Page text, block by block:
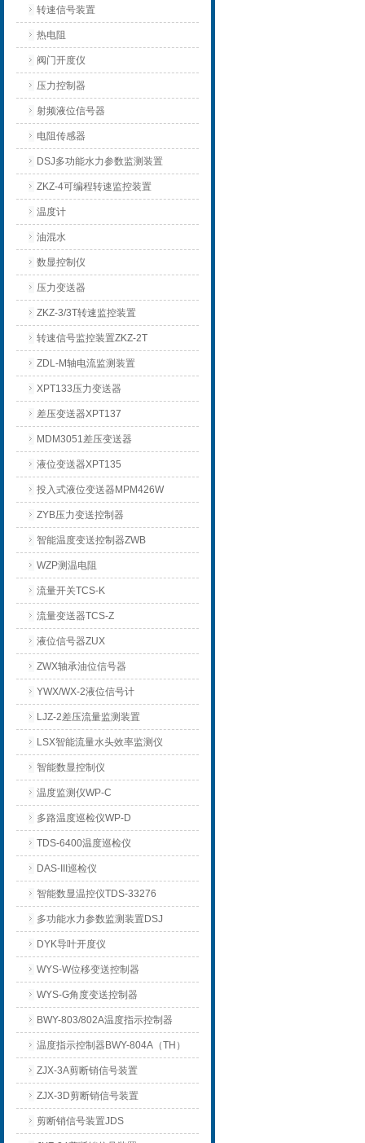
转速信号装置
热电阻
阀门开度仪
压力控制器
射频液位信号器
电阻传感器
DSJ多功能水力参数监测装置
ZKZ-4可编程转速监控装置
温度计
油混水
数显控制仪
压力变送器
ZKZ-3/3T转速监控装置
转速信号监控装置ZKZ-2T
ZDL-M轴电流监测装置
XPT133压力变送器
差压变送器XPT137
MDM3051差压变送器
液位变送器XPT135
投入式液位变送器MPM426W
ZYB压力变送控制器
智能温度变送控制器ZWB
WZP测温电阻
流量开关TCS-K
流量变送器TCS-Z
液位信号器ZUX
ZWX轴承油位信号器
YWX/WX-2液位信号计
LJZ-2差压流量监测装置
LSX智能流量水头效率监测仪
智能数显控制仪
温度监测仪WP-C
多路温度巡检仪WP-D
TDS-6400温度巡检仪
DAS-III巡检仪
智能数显温控仪TDS-33276
多功能水力参数监测装置DSJ
DYK导叶开度仪
WYS-W位移变送控制器
WYS-G角度变送控制器
BWY-803/802A温度指示控制器
温度指示控制器BWY-804A（TH）
ZJX-3A剪断销信号装置
ZJX-3D剪断销信号装置
剪断销信号装置JDS